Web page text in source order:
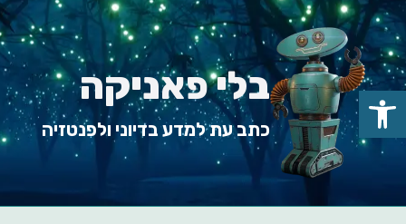
Skip
to
content
בלי פאניקה
כתב עת למדע בדיוני ולפנטזיה
פתח סרגל נגישות